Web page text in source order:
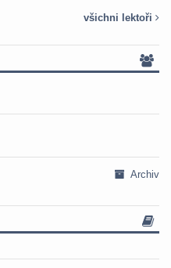
všichni lektoři
Archiv